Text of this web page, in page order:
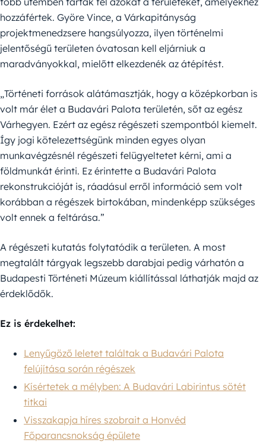
hozzáfértek. Györe Vince, a Várkapitányság
projektmenedzsere hangsúlyozza, ilyen történelmi
jelentőségű területen óvatosan kell eljárniuk a
maradványokkal, mielőtt elkezdenék az átépítést.
„Történeti források alátámasztják, hogy a középkorban is
volt már élet a Budavári Palota területén, sőt az egész
Várhegyen. Ezért az egész régészeti szempontból kiemelt.
Így jogi kötelezettségünk minden egyes olyan
munkavégzésnél régészeti felügyeltetet kérni, ami a
földmunkát érinti. Ez érintette a Budavári Palota
rekonstrukcióját is, ráadásul erről információ sem volt
korábban a régészek birtokában, mindenképp szükséges
volt ennek a feltárása.”
A régészeti kutatás folytatódik a területen. A most
megtalált tárgyak legszebb darabjai pedig várhatón a
Budapesti Történeti Múzeum kiállítással láthatják majd az
érdeklődők.
Ez is érdekelhet:
Lenyűgöző leletet találtak a Budavári Palota
felújítása során régészek
Kísértetek a mélyben: A Budavári Labirintus sötét
titkai
Visszakapja híres szobrait a Honvéd
Főparancsnokság épülete